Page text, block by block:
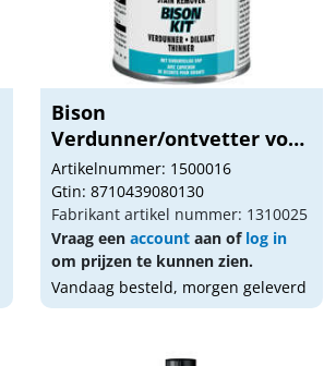
Bison
Verdunner/ontvetter voor
Bison Kit...
Artikelnummer: 1500016
Gtin: 8710439080130
Fabrikant artikel nummer: 1310025
Vraag eenaccount aan of log in
om prijzen te kunnen zien.
Vandaag besteld, morgen geleverd